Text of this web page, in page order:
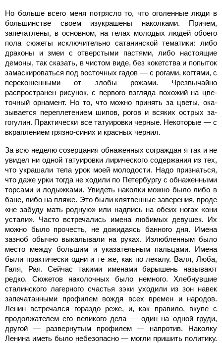
Но больше всего меня пот­рясло то, что оголенные люди в
большинстве своем изукраше­ны наколками. Причем,
запечат­лены, в основном, на телах мо­лодых людей обоего
пола сюже­ты исключительно сатанинской тематики: либо
драконы и змеи с отверстыми пастями, либо настоящие
демоны, так ска­зать, в чистом виде, без кокетс­тва и попыток
замаскироваться под восточных гадов — с рога­ми, когтями, с
перекошенными от злобы рожами. Чрезвычайно
распространен рисунок, с пер­вого взгляда похожий на цве­
точный орнамент. Но то, что можно принять за цветы, ока­
зывается переплетением ши­пов, рогов и всяких острых за­
гогулин. Практически все та­туировки черные. Некоторые — с
вкраплением грязно-синих и красных чернил.
За всю неделю созерцания обнаженных сограждан я так и не
увидел ни одной татуировки лирического содержания из тех,
что украшали тела урок моей молодости. Надо признаться,
что даже урки тогда не ходи­ли по Петербургу с обнажен­ными
торсами и лодыжками. Увидеть наколки можно было либо в
бане, либо на пляже. Это были клятвенные завере­ния, вроде
«не забуду мать род­ную» или надпись на обеих но­гах «они
устали». Часто встреча­лись имена любимых девушек. Их
можно было прочесть, не дожидаясь банного дня. Имена
зазноб обычно выкалывали на руках. Излюбленным было
мес­то между большим и указатель­ным пальцами. Имена
были практически одни и те же, как по лекалу. Валя, Люба,
Галя, Рая. Сейчас такими именами бары­шень называют
редко. Сюжетов наколочных было немного. Хлебнувшие
сталинского ла­герного счастья зэки уходи­ли из зон навек
запечатанными профилем вождя всех времен и народов.
Ленин встречался го­раздо реже, и, как правило, вку­пе с
продолжателем его велико­го дела — один на одной груди,
другой — развернутым про­филем — напротив. Наколку
Ленина иметь было небезопас­но — могли пришить политику.